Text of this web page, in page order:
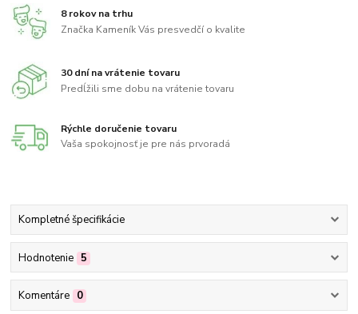
8 rokov na trhu
Značka Kameník Vás presvedčí o kvalite
30 dní na vrátenie tovaru
Predĺžili sme dobu na vrátenie tovaru
Rýchle doručenie tovaru
Vaša spokojnosť je pre nás prvoradá
Kompletné špecifikácie
Hodnotenie 5
Komentáre 0